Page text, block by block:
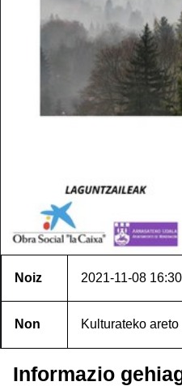
Noiz 2021-11-08 16:30
Non Kulturateko
Informazio